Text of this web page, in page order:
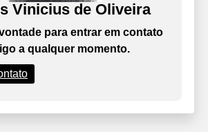
Vinicius de Oliveira
para entrar em contato
a qualquer momento.